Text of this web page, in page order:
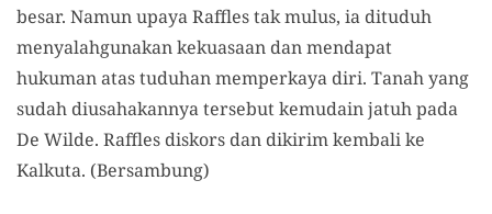
besar. Namun upaya Raffles tak mulus, ia dituduh
menyalahgunakan kekuasaan dan mendapat
hukuman atas tuduhan memperkaya diri. Tanah yang
sudah diusahakannya tersebut kemudain jatuh pada
De Wilde. Raffles diskors dan dikirim kembali ke
Kalkuta. (Bersambung)